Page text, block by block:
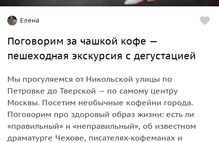
Елена
Поговорим за чашкой кофе —
пешеходная экскурсия с дегустацией
Мы прогуляемся от Никольской улицы по
Петровке до Тверской — по самому центру
Москвы. Посетим необычные кофейни города.
Поговорим про здоровый образ жизни: есть ли
«правильный» и «неправильный», об известном
драматурге Чехове, писателях-кофеманах и